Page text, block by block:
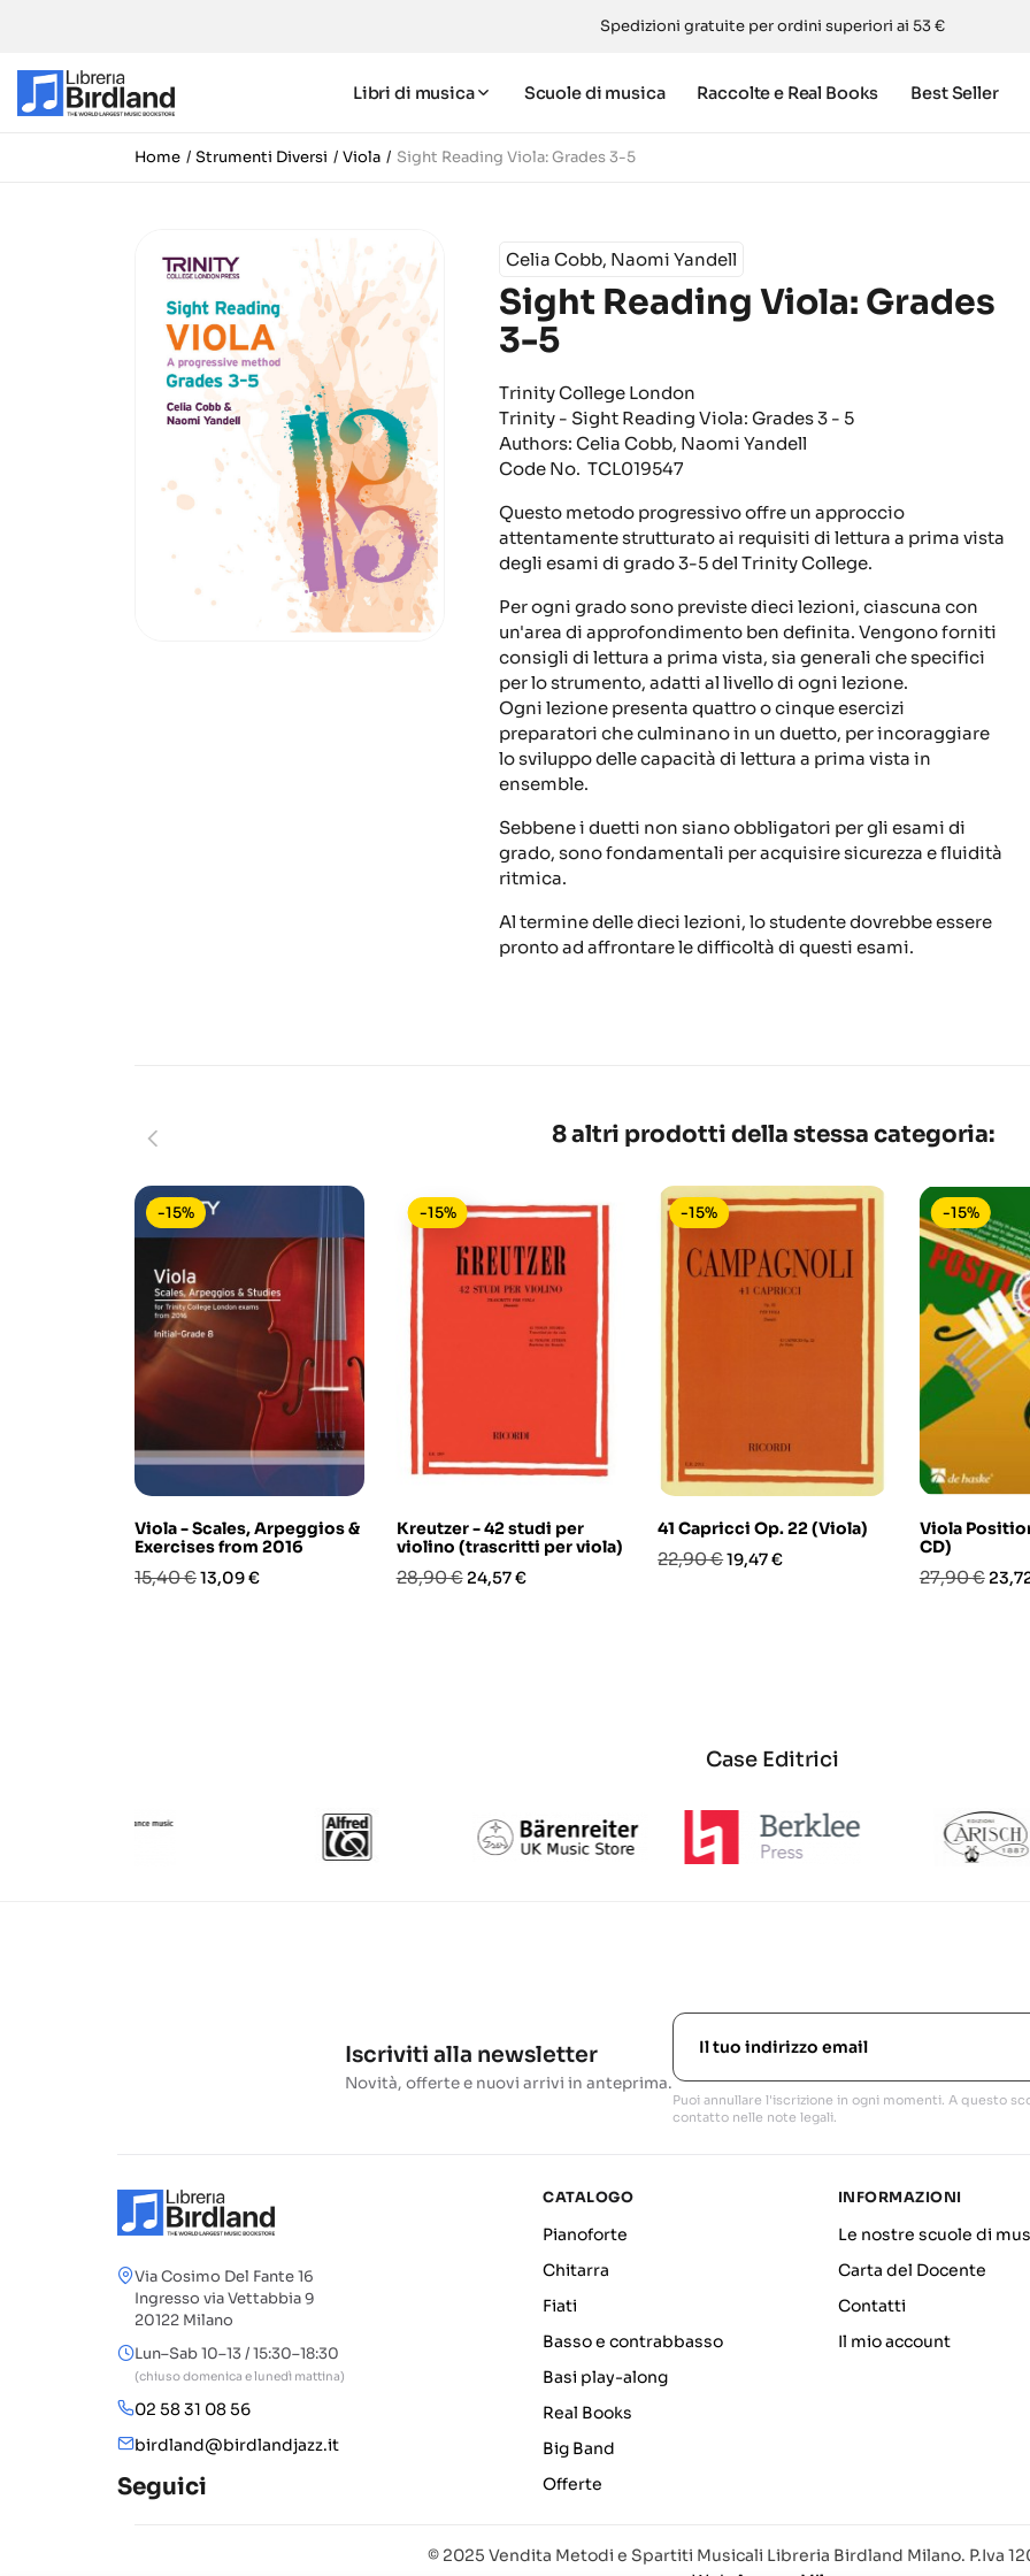
Spedizioni gratuite per ordini superiori ai 53 €
Libri di musica Scuole di musica Raccolte e Real Books Best Seller
Home Strumenti Diversi Viola Sight Reading Viola: Grades 3-5
Celia Cobb, Naomi Yandell
Sight Reading Viola: Grades
3-5
Trinity College London
Trinity - Sight Reading Viola: Grades 3 - 5
Authors: Celia Cobb, Naomi Yandell
Code No. TCL019547
Questo metodo progressivo offre un approccio
attentamente strutturato ai requisiti di lettura a prima vista
degli esami di grado 3-5 del Trinity College.
Per ogni grado sono previste dieci lezioni, ciascuna con
un'area di approfondimento ben definita. Vengono forniti
consigli di lettura a prima vista, sia generali che specifici
per lo strumento, adatti al livello di ogni lezione.
Ogni lezione presenta quattro o cinque esercizi
preparatori che culminano in un duetto, per incoraggiare
lo sviluppo delle capacità di lettura a prima vista in
ensemble.
Sebbene i duetti non siano obbligatori per gli esami di
grado, sono fondamentali per acquisire sicurezza e fluidità
ritmica.
Al termine delle dieci lezioni, lo studente dovrebbe essere
pronto ad affrontare le difficoltà di questi esami.
8 altri prodotti della stessa categoria:
Viola - Scales, Arpeggios &
Exercises from 2016
Prezzo
15,40 €Prezzo
13,09 €
-15%
Kreutzer - 42 studi per
violino (trascritti per viola)
Prezzo
28,90 € Prezzo
24,57 €
-15%
41 Capricci Op. 22 (Viola)
Prezzo
22,90 €Prezzo
19,47 €
-15%
Viola
CD)
Prezzo
27,90 €
-15%
Case Editrici
Iscriviti alla newsletter
Novità, offerte e nuovi arrivi in anteprima.
Puoi annullare l'iscrizione in ogni momenti. A questo
contatto nelle note legali.
Via Cosimo Del Fante 16
Ingresso via Vettabbia 9
20122 Milano
Lun–Sab 10–13 / 15:30–18:30
(chiuso domenica e lunedì mattina)
02 58 31 08 56
birdland@birdlandjazz.it
Seguici
CATALOGO
Pianoforte
Chitarra
Fiati
Basso e contrabbasso
Basi play-along
Real Books
Big Band
Offerte
INFORMAZIONI
Le nostre scuole di
Carta del Docente
Contatti
Il mio account
© 2025 Vendita Metodi e Spartiti Musicali Libreria Birdland Milano. P.Iva